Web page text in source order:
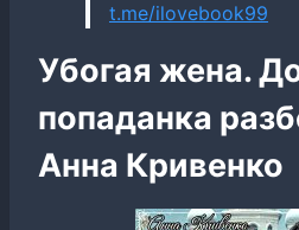
t.me/ilovebook99
Убогая жена.
попаданка
Анна Кривенко